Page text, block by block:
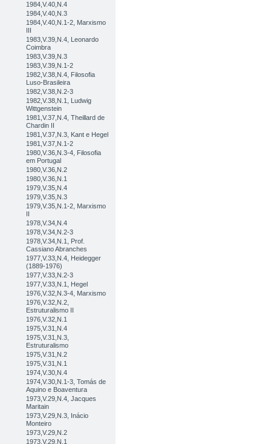
1984,V.40,N.4
1984,V.40,N.3
1984,V.40,N.1-2, Marxismo
III
1983,V.39,N.4, Leonardo
Coimbra
1983,V.39,N.3
1983,V.39,N.1-2
1982,V.38,N.4, Filosofia
Luso-Brasileira
1982,V.38,N.2-3
1982,V.38,N.1, Ludwig
Wittgenstein
1981,V.37,N.4, Theillard de
Chardin II
1981,V.37,N.3, Kant e Hegel
1981,V.37,N.1-2
1980,V.36,N.3-4, Filosofia
em Portugal
1980,V.36,N.2
1980,V.36,N.1
1979,V.35,N.4
1979,V.35,N.3
1979,V.35,N.1-2, Marxismo
II
1978,V.34,N.4
1978,V.34,N.2-3
1978,V.34,N.1, Prof.
Cassiano Abranches
1977,V.33,N.4, Heidegger
(1889-1976)
1977,V.33,N.2-3
1977,V.33,N.1, Hegel
1976,V.32,N.3-4, Marxismo
1976,V.32,N.2,
Estruturalismo II
1976,V.32,N.1
1975,V.31,N.4
1975,V.31,N.3,
Estruturalismo
1975,V.31,N.2
1975,V.31,N.1
1974,V.30,N.4
1974,V.30,N.1-3, Tomás de
Aquino e Boaventura
1973,V.29,N.4, Jacques
Maritain
1973,V.29,N.3, Inácio
Monteiro
1973,V.29,N.2
1973,V.29,N.1